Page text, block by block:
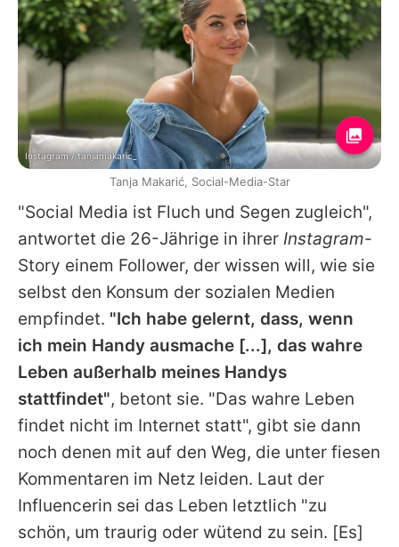
"Social Media ist Fluch und Segen zugleich",
antwortet die 26-Jährige in ihrer Instagram-
Story einem Follower, der wissen will, wie sie
selbst den Konsum der sozialen Medien
empfindet. "Ich habe gelernt, dass, wenn
ich mein Handy ausmache [...], das wahre
Leben außerhalb meines Handys
stattfindet", betont sie. "Das wahre Leben
findet nicht im Internet statt", gibt sie dann
noch denen mit auf den Weg, die unter fiesen
Kommentaren im Netz leiden. Laut der
Influencerin sei das Leben letztlich "zu
schön, um traurig oder wütend zu sein. [Es]
Instagram / tanjamakaric_
Tanja Makarić, Social-Media-Star